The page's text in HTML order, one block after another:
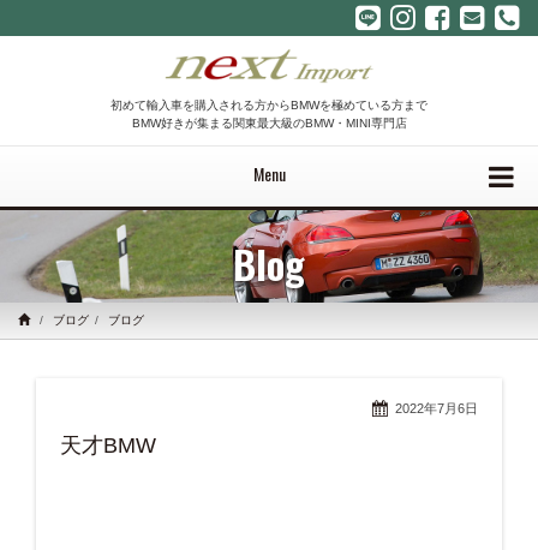
初めて輸入車を購入される方からBMWを極めている方まで
BMW好きが集まる関東最大級のBMW・MINI専門店
Menu
Blog
ブログ ブログ
2022年7月6日
天才BMW